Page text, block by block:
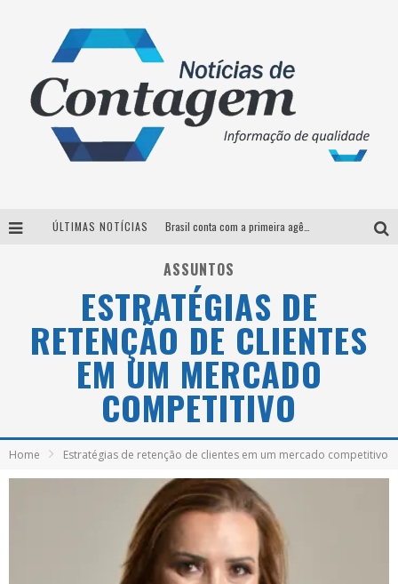
ÚLTIMAS NOTÍCIAS
Votação para o concurso Rainha do Pedro Leopoldo Rodeio Show 2026 é liberada no G1
Suzy Brasil desembarca em Belo Horizonte nesta quinta-feira com o espetáculo “Uma Noite Horripilante”
ASSUNTOS
ESTRATÉGIAS DE
RETENÇÃO DE CLIENTES
EM UM MERCADO
COMPETITIVO
Home Estratégias de retenção de clientes em um mercado competitivo